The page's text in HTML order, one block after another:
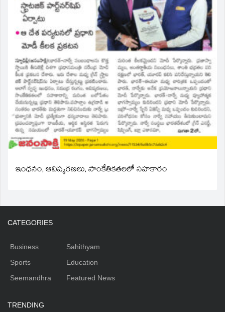
ఇంధనం, ఆవిష్కరణలు, సాంకేతికతలలో సహకారం
CATEGORIES
Business
Sports
Seemandhra
Sahithyam
Education
Featured News
TRENDING